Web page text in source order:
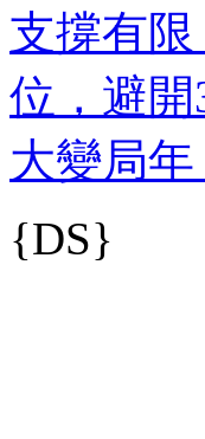
支撐有
位，避
大變局
{DS}